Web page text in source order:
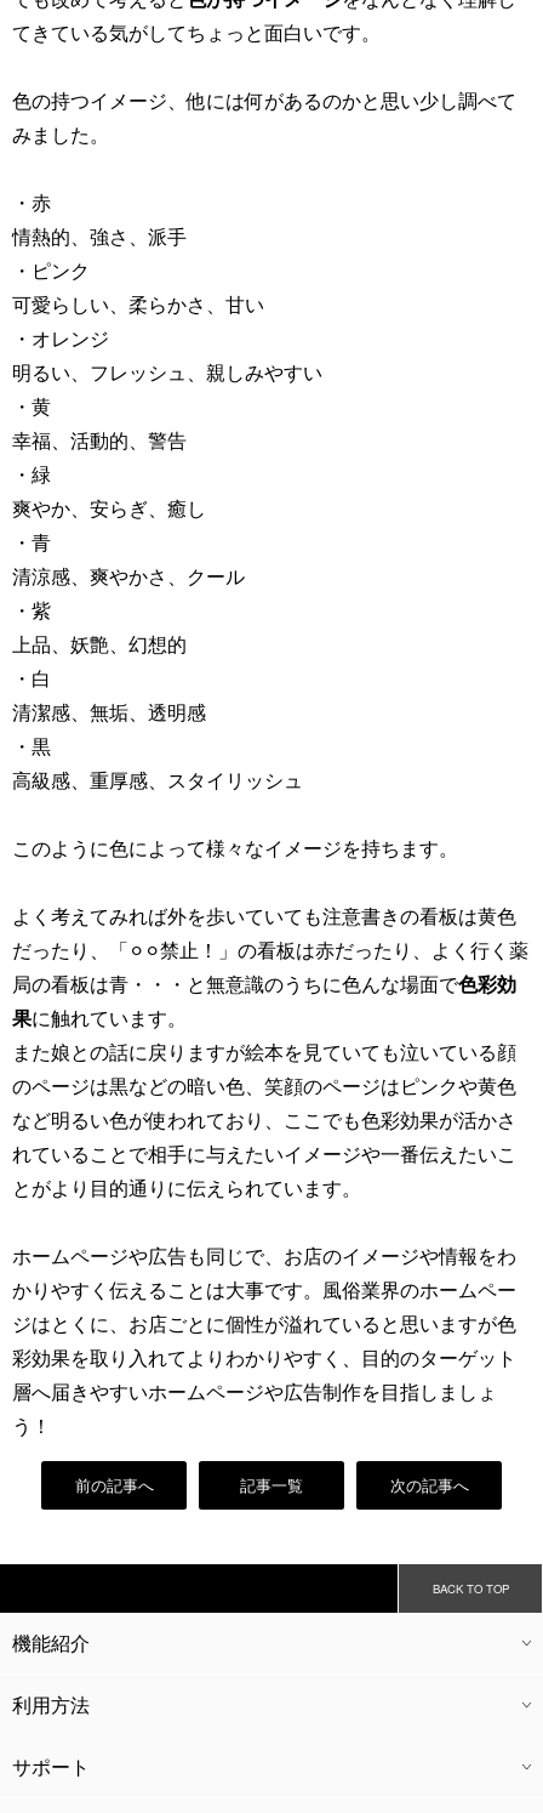
てきている気がしてちょっと面白いです。
色の持つイメージ、他には何があるのかと思い少し調べて
みました。
・赤
情熱的、強さ、派手
・ピンク
可愛らしい、柔らかさ、甘い
・オレンジ
明るい、フレッシュ、親しみやすい
・黄
幸福、活動的、警告
・緑
爽やか、安らぎ、癒し
・青
清涼感、爽やかさ、クール
・紫
上品、妖艶、幻想的
・白
清潔感、無垢、透明感
・黒
高級感、重厚感、スタイリッシュ
このように色によって様々なイメージを持ちます。
よく考えてみれば外を歩いていても注意書きの看板は黄色
だったり、「⚪︎⚪︎禁止！」の看板は赤だったり、よく行く薬
局の看板は青・・・と無意識のうちに色んな場面で色彩効
果に触れています。
また娘との話に戻りますが絵本を見ていても泣いている顔
のページは黒などの暗い色、笑顔のページはピンクや黄色
など明るい色が使われており、ここでも色彩効果が活かさ
れていることで相手に与えたいイメージや一番伝えたいこ
とがより目的通りに伝えられています。
ホームページや広告も同じで、お店のイメージや情報をわ
かりやすく伝えることは大事です。風俗業界のホームペー
ジはとくに、お店ごとに個性が溢れていると思いますが色
彩効果を取り入れてよりわかりやすく、目的のターゲット
層へ届きやすいホームページや広告制作を目指しましょ
う！
前の記事へ 記事一覧 次の記事へ
BACK TO TOP
機能紹介
CTI
CRM
CMS
会員機能
外部連携
経理機能
キャストアプリ
ドライバーアプリ
グループ管理
利用方法
サポート